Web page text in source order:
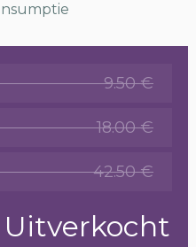
9.50 €
18.00 €
42.50 €
Uitverkocht